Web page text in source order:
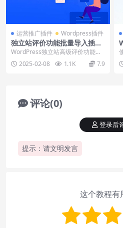
运营推广插件 Wordpress插件
独立站评价功能批量导入插件
ReviewX Pro下载安装使用视
频
WordPress独立站高级评价功能插
件ReviewX，支持手动批量导入评
价内容...
2025-02-08 1.1K 7.9
评论(0)
提示：请文明发言
登录后
这个教程有